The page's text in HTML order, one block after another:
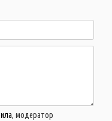
, модератор